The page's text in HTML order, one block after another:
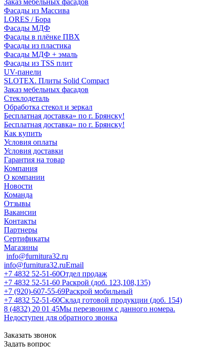
Заказ мебельных фасадов
Фасады из Массива
LORES / Бора
Фасады МДФ
Фасады в плёнке ПВХ
Фасады из пластика
Фасады МДФ + эмаль
Фасады из TSS плит
UV-панели
SLOTEX. Плиты Solid Compact
Заказ мебельных фасадов
Стеклодеталь
Обработка стекол и зеркал
Бесплатная доставка» по г. Брянску!
Бесплатная доставка» по г. Брянску!
Как купить
Условия оплаты
Условия доставки
Гарантия на товар
Компания
О компании
Новости
Команда
Отзывы
Вакансии
Контакты
Партнеры
Сертификаты
Магазины
info@furnitura32.ru
info@furnitura32.ruEmail
+7 4832 52-51-60Отдел продаж
+7 4832 52-51-60 Раскрой (доб. 123,108,135)
+7 (920)-607-55-69Раскрой мобильный
+7 4832 52-51-60Склад готовой продукции (доб. 154)
8 (4832) 20 01 45Мы перезвоним с данного номера.
Недоступен для обратного звонка
Заказать звонок
Задать вопрос